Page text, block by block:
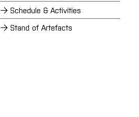
→ Schedule & Activities
→ Stand of Artefacts